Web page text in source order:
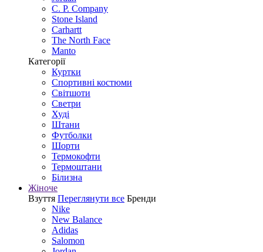
C. P. Company
Stone Island
Carhartt
The North Face
Manto
Категорії
Куртки
Спортивні костюми
Світшоти
Светри
Худі
Штани
Футболки
Шорти
Термокофти
Термоштани
Білизна
Жіноче
Взуття Переглянути все Бренди
Nike
New Balance
Adidas
Salomon